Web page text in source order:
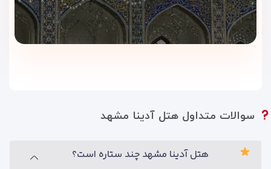
پشتیبانی قبل و حین سفر
ویداگشت قبل از سفر و در طول اقامت کنار شما می‌ماند. در صورت
سوالات متداول هتل آدینا مشهد
هتل آدینا مشهد چند ستاره است؟